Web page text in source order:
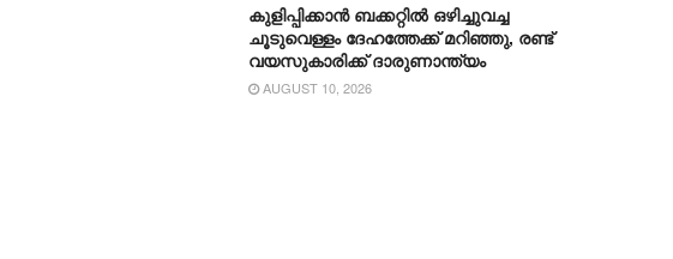
കുളിപ്പിക്കാന്‍ ബക്കറ്റില്‍ ഒഴിച്ചുവച്ച
ചൂടുവെള്ളം ദേഹത്തേക്ക് മറിഞ്ഞു, രണ്ട്
വയസുകാരിക്ക് ദാരുണാന്ത്യം
AUGUST 10, 2026